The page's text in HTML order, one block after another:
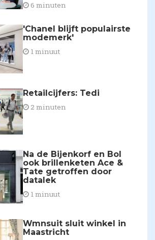
6 minuten
'Chanel blijft populairste
modemerk'
1 minuut
Retailcijfers: Tedi
2 minuten
Na de Bijenkorf en Bol
ook brillenketen Ace &
Tate getroffen door
datalek
1 minuut
Wmnsuit sluit winkel in
Maastricht